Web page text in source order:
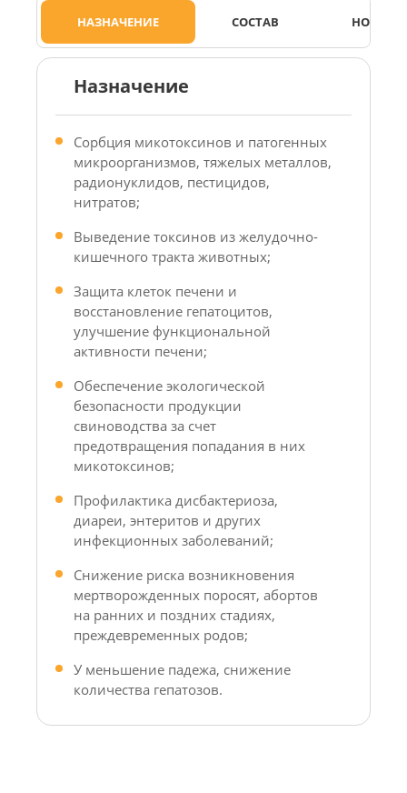
НАЗНАЧЕНИЕ СОСТАВ НОРМЫ
Назначение
Сорбция микотоксинов и патогенных
микроорганизмов, тяжелых металлов,
радионуклидов, пестицидов,
нитратов;
Выведение токсинов из желудочно-
кишечного тракта животных;
Защита клеток печени и
восстановление гепатоцитов,
улучшение функциональной
активности печени;
Обеспечение экологической
безопасности продукции
свиноводства за счет
предотвращения попадания в них
микотоксинов;
Профилактика дисбактериоза,
диареи, энтеритов и других
инфекционных заболеваний;
Снижение риска возникновения
мертворожденных поросят, абортов
на ранних и поздних стадиях,
преждевременных родов;
У меньшение падежа, снижение
количества гепатозов.